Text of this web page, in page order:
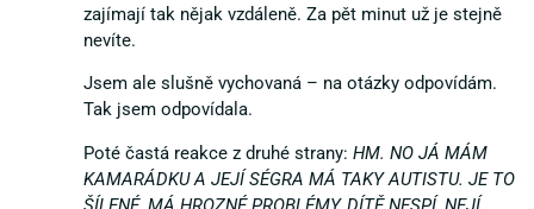
zajímají tak nějak vzdáleně. Za pět minut už je stejně
nevíte.
Jsem ale slušně vychovaná – na otázky odpovídám.
Tak jsem odpovídala.
Poté častá reakce z druhé strany: HM. NO JÁ MÁM
KAMARÁDKU A JEJÍ SÉGRA MÁ TAKY AUTISTU. JE TO